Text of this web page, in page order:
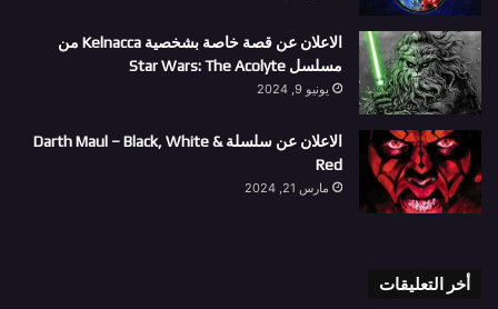
الاعلان عن قصة خاصة بشخصية Kelnacca من
مسلسل Star Wars: The Acolyte
يونيو 9, 2024
الاعلان عن سلسلة Darth Maul – Black, White &
Red
مارس 21, 2024
أخر التعليقات